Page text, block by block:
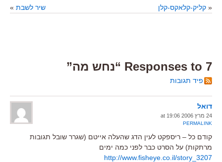
« קליק-קלאקס-קלן שיר לשבת »
7 Responses to “נחש מה”
פיד תגובות
דואל
24 מרץ 2006 at 19:06
PERMALINK
קודם כל – ריספקט לעין הדג שהעלה אייטם (שגרר שובל תגובות
מרתקות) על הסרט כבר לפני כמה ימים
http://www.fisheye.co.il/story_3207